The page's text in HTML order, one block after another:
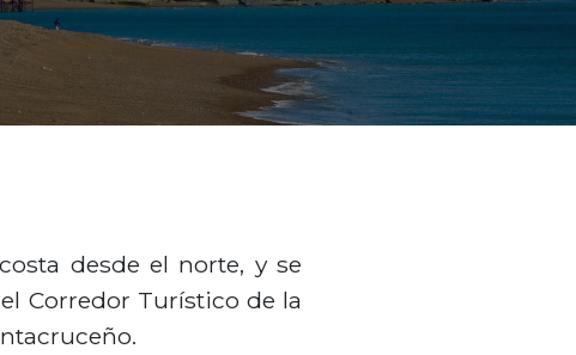
desde el norte, y se
Corredor Turístico de la